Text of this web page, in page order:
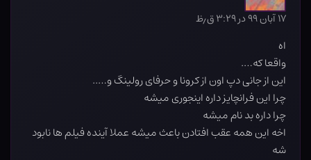
۱۷ آبان ۹۹ در ۳:۲۹ ق٫ظ
اه
واقعا که….
این از جانی دپ اون از کرونا و حرفای رولینگ و…..
چرا این فرانچایز داره اینجوری میشه
چرا داره بد نام میشه
اخه این همه عقب افتادن باعث میشه عملا آینده فیلم ها نابود
شه